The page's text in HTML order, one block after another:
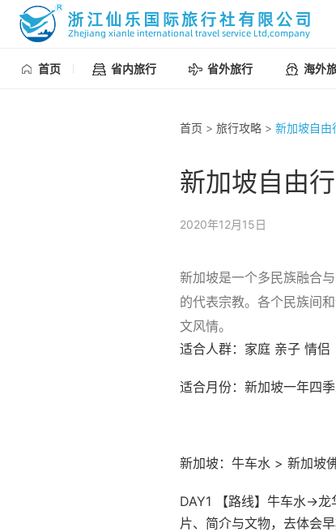
首页 省内旅行 省外旅行 海外
首页 > 旅行攻略 > 新加坡自由
新加坡自由
2020年12月15日
新加坡是一个多民族融合
的代表宗教。各个民族间
文风情。
适合人群：家庭 亲子 情侣
适合月份：新加坡一年四
新加坡：牛车水 > 新加坡
DAY1 【路线】牛车水→龙
片、简介与文物，去体会